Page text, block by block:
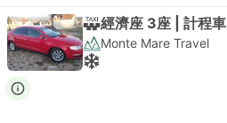
經濟座 3座 | 計程車
Monte Mare Travel